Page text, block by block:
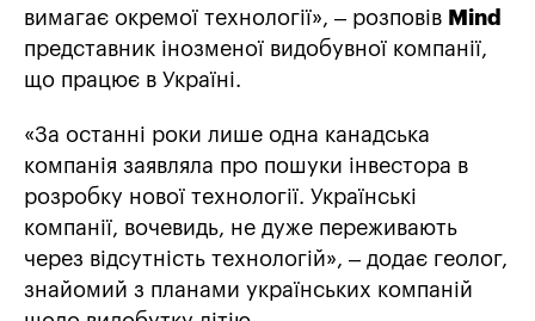
вимагає окремої технології», – розповів Mind
представник інозменої видобувної компанії,
що працює в Україні.
«За останні роки лише одна канадська
компанія заявляла про пошуки інвестора в
розробку нової технології. Українські
компанії, вочевидь, не дуже переживають
через відсутність технологій», – додає геолог,
знайомий з планами українських компаній